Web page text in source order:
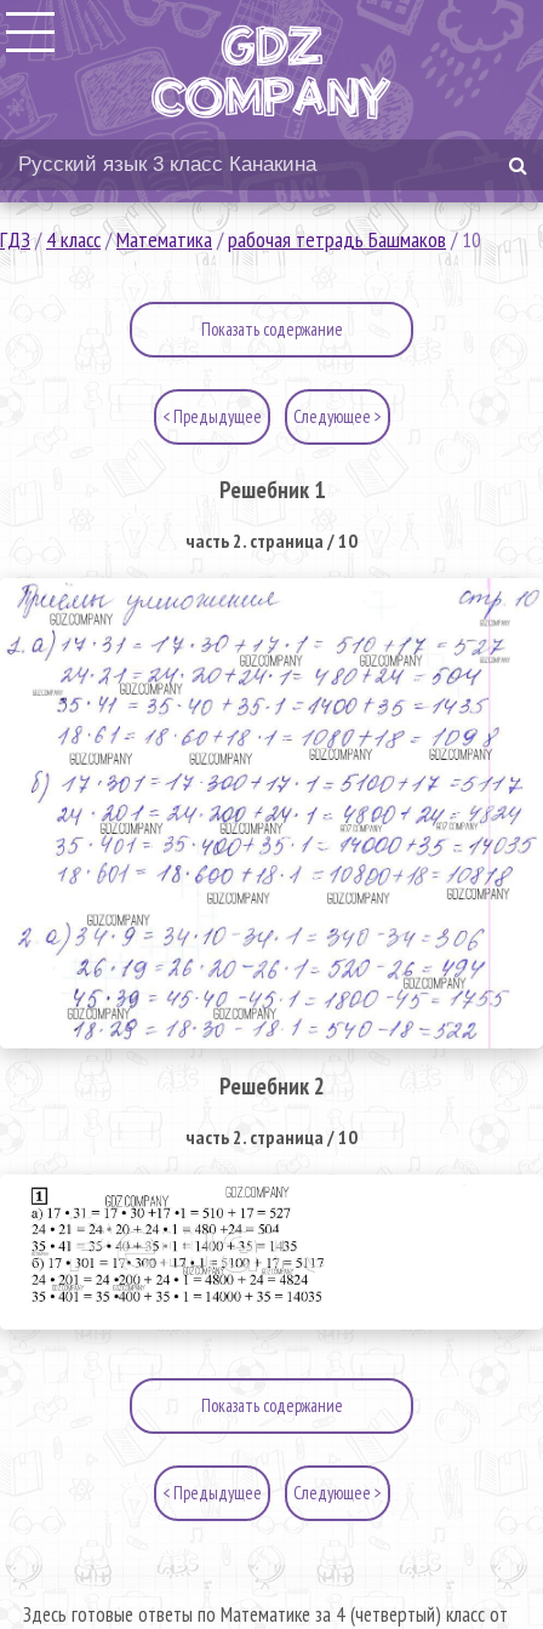
ГДЗ/4 класс/Математика/рабочая тетрадь Башмаков /10
Показать содержание
< Предыдущее Следующее >
Решебник 1
часть 2. страница / 10
Решебник 2
часть 2. страница / 10
Показать содержание
< Предыдущее Следующее >
Здесь готовые ответы по Математике за 4 (четвертый) класс от